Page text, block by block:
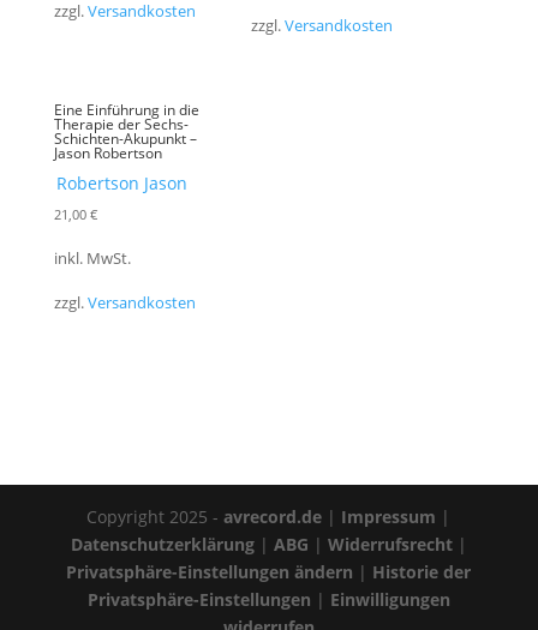
zzgl.Versandkosten
zzgl.Versandkosten
Eine Einführung in die
Therapie der Sechs-
Schichten-Akupunkt –
Jason Robertson
Robertson Jason
21,00 €
inkl. MwSt.
zzgl.Versandkosten
Copyright 2025 -avrecord.de | Impressum |
Datenschutzerklärung| ABG | Widerrufsrecht|
Privatsphäre-Einstellungen ändern | Historie der
Privatsphäre-Einstellungen | Einwilligungen